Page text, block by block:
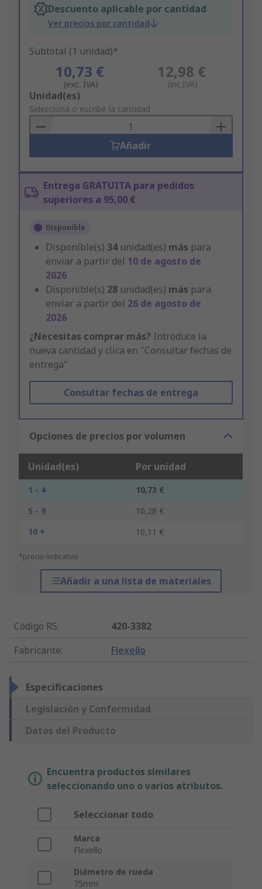
Descuento aplicable por cantidad
Ver precios por cantidad
Subtotal (1 unidad)*
10,73 €
(exc. IVA)
12,98 €
(inc.IVA)
Add
to
Basket
Unidad(es)
Selecciona o escribe la cantidad
Añadir
Entrega GRATUITA para pedidos
superiores a 95,00 €
Disponible
Disponible(s) 34 unidad(es) más para
enviar a partir del 10 de agosto de
2026
Disponible(s) 28 unidad(es) más para
enviar a partir del 26 de agosto de
2026
¿Necesitas comprar más? Introduce la
nueva cantidad y clica en "Consultar fechas de
entrega"
Consultar fechas de entrega
Opciones de precios por volumen
Unidad(es) Por unidad
1 - 4
10,73 €
5 - 9
10,28 €
10 +
10,11 €
*precio indicativo
Añadir a una lista de materiales
Código RS:
420-3382
Fabricante: Flexello
Especificaciones
Legislación y Conformidad
Datos del Producto
Encuentra productos similares
seleccionando uno o varios atributos.
Seleccionar todo
Marca
Flexello
Diámetro de rueda
75mm